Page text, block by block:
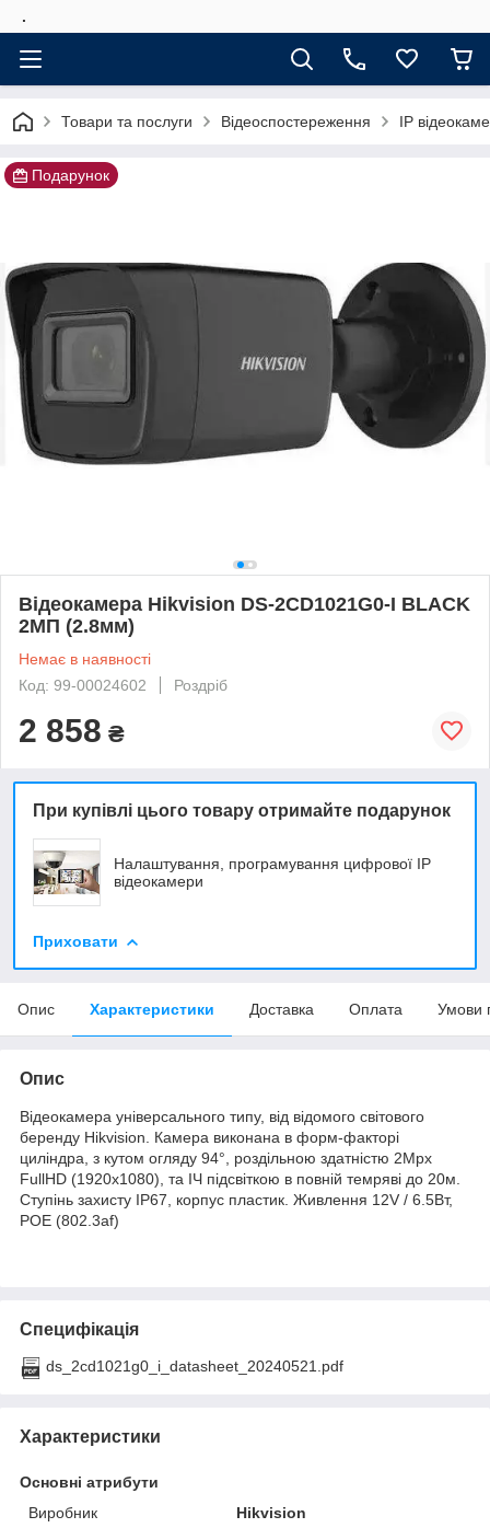
.
Товари та послуги Відеоспостереження IP
Подарунок
Відеокамера Hikvision DS-2CD1021G0-I BLACK
2МП (2.8мм)
Немає в наявності
Код: 99-00024602
Роздріб
2 858 ₴
При купівлі цього товару отримайте подарунок
Налаштування, програмування цифрової ІР
відеокамери
Приховати
Опис Характеристики Доставка Оплата Умови
Опис
Відеокамера універсального типу, від відомого світового
беренду Hikvision. Камера виконана в форм-факторі
циліндра, з кутом огляду 94°, роздільною здатністю 2Mpx
FullHD (1920x1080), та ІЧ підсвіткою в повній темряві до 20м.
Ступінь захисту ІР67, корпус пластик. Живлення 12V / 6.5Вт,
РОЕ (802.3af)
Специфікація
ds_2cd1021g0_i_datasheet_20240521.pdf
Характеристики
Основні атрибути
Виробник
Hikvision